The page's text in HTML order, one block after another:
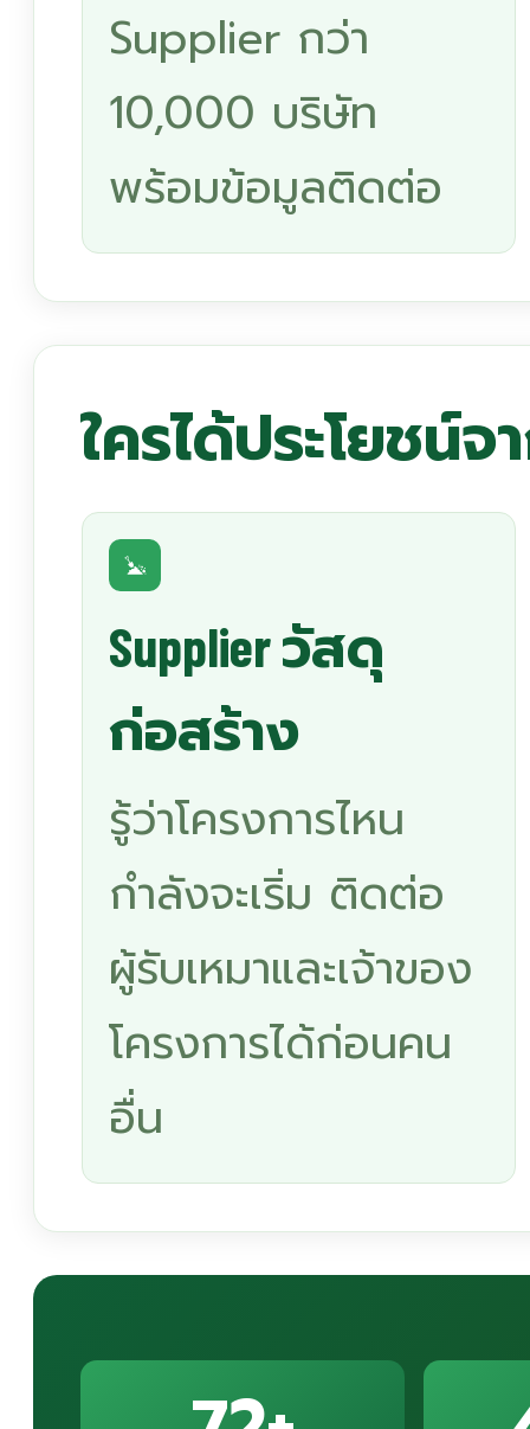
Supplier กว่า
10,000 บริษัท
พร้อมข้อมูลติดต่อ
ใครได้ประโยชน์จา
Supplier วัสดุ
ก่อสร้าง
รู้ว่าโครงการไหน
กำลังจะเริ่ม ติดต่อ
ผู้รับเหมาและเจ้าของ
โครงการได้ก่อนคน
อื่น